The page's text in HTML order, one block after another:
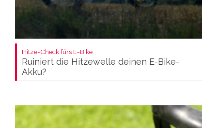
Hitze-Check fürs E-Bike:
Ruiniert die Hitzewelle deinen E-Bike-
Akku?